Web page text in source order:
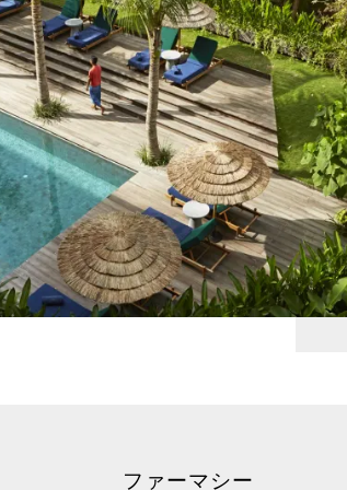
ファーマシー